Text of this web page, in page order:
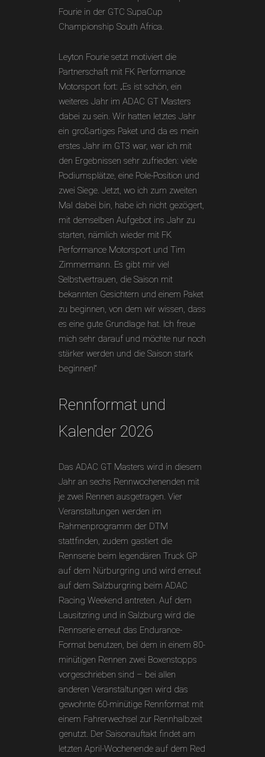
Fourie in der GTC SupaCup
Championship South Africa.
Leyton Fourie setzt motiviert die
Partnerschaft mit FK Performance
Motorsport fort: „Es ist schön, ein
weiteres Jahr im ADAC GT Masters
dabei zu sein. Wir hatten letztes Jahr
ein großartiges Paket und da es mein
erstes Jahr im GT3 war, war ich mit
den Ergebnissen sehr zufrieden: viele
Podiumsplätze, eine Pole-Position und
zwei Siege. Jetzt, wo ich zum zweiten
Mal dabei bin, habe ich nicht gezögert,
mit demselben Aufgebot ins Jahr zu
starten, nämlich wieder mit FK
Performance Motorsport und Tim
Zimmermann. Es gibt mir viel
Selbstvertrauen, die Saison mit
bekannten Gesichtern und einem Paket
zu beginnen, von dem wir wissen, dass
es eine gute Grundlage hat. Ich freue
mich sehr darauf und möchte nur noch
stärker werden und die Saison stark
beginnen!“
Rennformat und
Kalender 2026
Das ADAC GT Masters wird in diesem
Jahr an sechs Rennwochenenden mit
je zwei Rennen ausgetragen. Vier
Veranstaltungen werden im
Rahmenprogramm der DTM
stattfinden, zudem gastiert die
Rennserie beim legendären Truck GP
auf dem Nürburgring und wird erneut
auf dem Salzburgring beim ADAC
Racing Weekend antreten. Auf dem
Lausitzring und in Salzburg wird die
Rennserie erneut das Endurance-
Format benutzen, bei dem in einem 80-
minütigen Rennen zwei Boxenstopps
vorgeschrieben sind – bei allen
anderen Veranstaltungen wird das
gewohnte 60-minütige Rennformat mit
einem Fahrerwechsel zur Rennhalbzeit
genutzt. Der Saisonauftakt findet am
letzten April-Wochenende auf dem Red